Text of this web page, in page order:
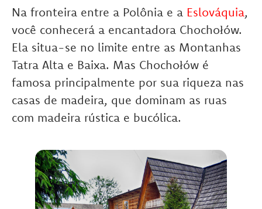
Na fronteira entre a Polônia e a Eslováquia,
você conhecerá a encantadora Chochołów.
Ela situa-se no limite entre as Montanhas
Tatra Alta e Baixa. Mas Chochołów é
famosa principalmente por sua riqueza nas
casas de madeira, que dominam as ruas
com madeira rústica e bucólica.